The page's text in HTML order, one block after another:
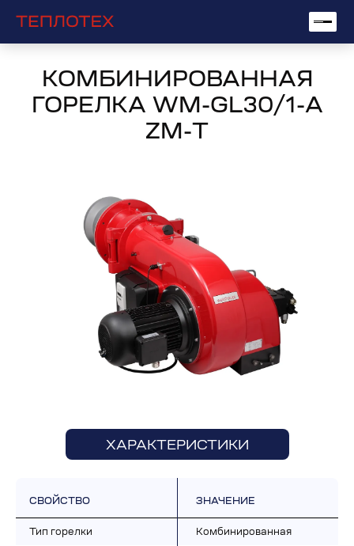
КОМБИНИРОВАННАЯ
ГОРЕЛКА WM-GL30/1-A
ZM-T
ХАРАКТЕРИСТИКИ
СВОЙСТВО ЗНАЧЕНИЕ
Тип горелки Комбинированная